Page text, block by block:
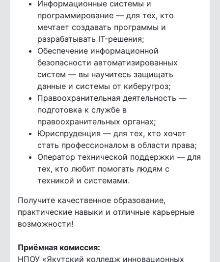
Информационные системы и
программирование — для тех, кто
мечтает создавать программы и
разрабатывать IT-решения;
Обеспечение информационной
безопасности автоматизированных
систем — вы научитесь защищать
данные и системы от киберугроз;
Правоохранительная деятельность —
подготовка к службе в
правоохранительных органах;
Юриспруденция — для тех, кто хочет
стать профессионалом в области права;
Оператор технической поддержки — для
тех, кто любит помогать людям с
техникой и системами.
Получите качественное образование,
практические навыки и отличные карьерные
возможности!
Приёмная комиссия:
НПОУ «Якутский колледж инновационных